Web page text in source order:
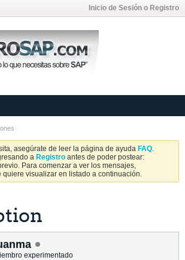
Inicio de Sesión o Registro
asegúrate de leer la página de ayuda FAQ.
a Registro antes de poder postear:
Para comenzar a ver los mensajes,
quiere visualizar en listado a continuación.
experimentado